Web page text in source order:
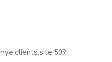
509